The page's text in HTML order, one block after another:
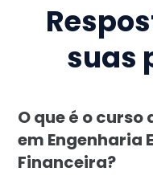
suas
O que é o
em Engenharia
Financeira?